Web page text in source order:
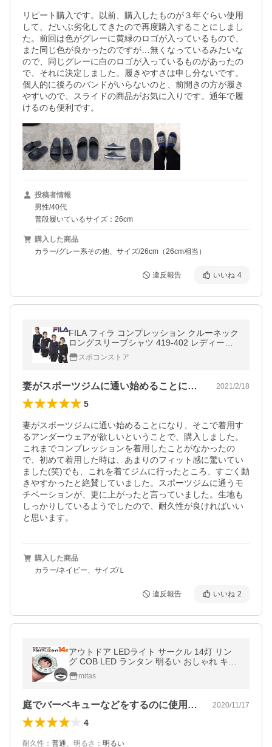
リピート購入です。以前、購入したものが３年ぐらい使用
して、だいぶ劣化してきたので再度購入することにしまし
た。前回は色がグレーに黄緑のロゴが入っているもので、
また同じ色が良かったのですが…無くなっているみたいな
ので、同じグレーに白のロゴが入っているものがあったの
で、それに決定しました。履きやすさは申し分ないです。
個人的に後ろのバンドがいらないのと、前開きの方が履き
やすいので、スライドの商品がお気に入りです。通年で履
けるのも便利です。
投稿者情報
男性/40代
普段履いているサイズ：26cm
購入した商品
カラー/グレー系その他、サイズ/26cm（26cm相当）
違反報告 いいね 4
FILA フィラ コンプレッション クルーネック
ロングスリーブシャツ 419-402 レディース
スポーツ 水陸両用 RUNNING FITNESS 送料
無料スポコンストア
妻がスポーツジムに通い始めることになり… 2021/2/18
5
妻がスポーツジムに通い始めることになり、そこで着用す
るアンダーウェアが欲しいということで、購入しました。
これまでコンプレッションを着用したことがなかったの
で、初めて着用した時は、あまりのフィット感に驚いてい
ました(笑)でも、これを着てジムに行ったところ、すごく動
きやすかったと絶賛していました。スポーツジムに通うモ
チベーションが、更に上がったと言っていました。生地も
しっかりしているようでしたので、耐久性が良ければいい
と思います。
購入した商品
カラー/ネイビー、サイズ/Ｌ
違反報告 いいね 2
アウトドア LEDライト サークル 14灯 リン
グ COB LED ランタン 明るい おしゃれ キャ
ンプ キャンプライト 吊るし テント 照明 電
池式 ポイント消化
mitas
庭でバーベキューなどをするのに使用でき… 2020/11/17
4
耐久性 ： 普通、 明るさ ： 明るい